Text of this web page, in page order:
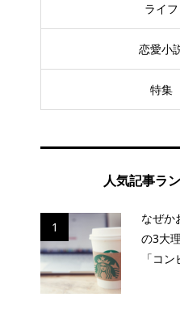
ライフ
恋愛小
特集
人気記事ラ
1
なぜか
の3大
「コ